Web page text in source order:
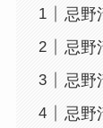
忌野
忌野
忌野
忌野